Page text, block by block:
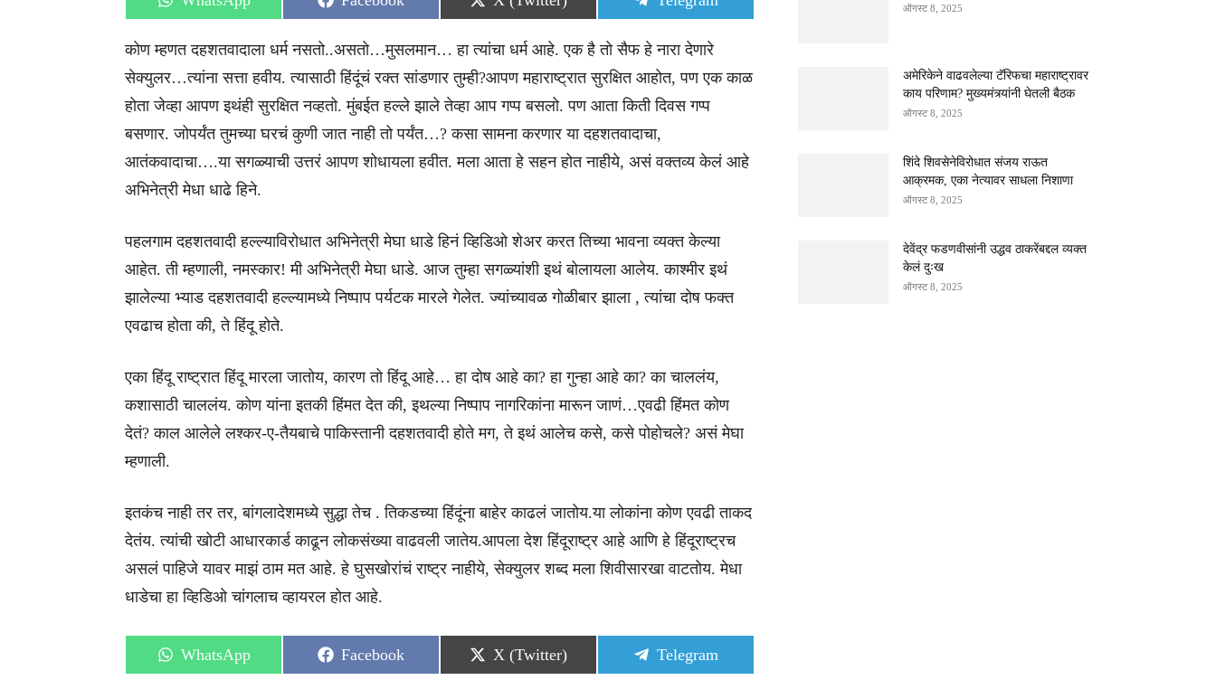
on
on
on
on
कोण म्हणत दहशतवादाला धर्म नसतो..असतो…मुसलमान… हा त्यांचा धर्म आहे. एक है तो सैफ हे नारा देणारे
सेक्युलर…त्यांना सत्ता हवीय. त्यासाठी हिंदूंचं रक्त सांडणार तुम्ही?आपण महाराष्ट्रात सुरक्षित आहोत, पण एक काळ
होता जेव्हा आपण इथंही सुरक्षित नव्हतो. मुंबईत हल्ले झाले तेव्हा आप गप्प बसलो. पण आता किती दिवस गप्प
बसणार. जोपर्यंत तुमच्या घरचं कुणी जात नाही तो पर्यंत…? कसा सामना करणार या दहशतवादाचा,
आतंकवादाचा….या सगळ्याची उत्तरं आपण शोधायला हवीत. मला आता हे सहन होत नाहीये, असं वक्तव्य केलं आहे
अभिनेत्री मेधा धाढे हिने.
पहलगाम दहशतवादी हल्ल्याविरोधात अभिनेत्री मेघा धाडे हिनं व्हिडिओ शेअर करत तिच्या भावना व्यक्त केल्या
आहेत. ती म्हणाली, नमस्कार! मी अभिनेत्री मेघा धाडे. आज तुम्हा सगळ्यांशी इथं बोलायला आलेय. काश्मीर इथं
झालेल्या भ्याड दहशतवादी हल्ल्यामध्ये निष्पाप पर्यटक मारले गेलेत. ज्यांच्यावळ गोळीबार झाला , त्यांचा दोष फक्त
एवढाच होता की, ते हिंदू होते.
एका हिंदू राष्ट्रात हिंदू मारला जातोय, कारण तो हिंदू आहे… हा दोष आहे का? हा गुन्हा आहे का? का चाललंय,
कशासाठी चाललंय. कोण यांना इतकी हिंमत देत की, इथल्या निष्पाप नागरिकांना मारून जाणं…एवढी हिंमत कोण
देतं? काल आलेले लश्कर-ए-तैयबाचे पाकिस्तानी दहशतवादी होते मग, ते इथं आलेच कसे, कसे पोहोचले? असं मेघा
म्हणाली.
इतकंच नाही तर तर, बांगलादेशमध्ये सुद्धा तेच . तिकडच्या हिंदूंना बाहेर काढलं जातोय.या लोकांना कोण एवढी ताकद
देतंय. त्यांची खोटी आधारकार्ड काढून लोकसंख्या वाढवली जातेय.आपला देश हिंदूराष्ट्र आहे आणि हे हिंदूराष्ट्रच
असलं पाहिजे यावर माझं ठाम मत आहे. हे घुसखोरांचं राष्ट्र नाहीये, सेक्युलर शब्द मला शिवीसारखा वाटतोय. मेधा
धाडेचा हा व्हिडिओ चांगलाच व्हायरल होत आहे.
Share
on
WhatsApp
Share
on
Facebook
Share
on
X (Twitter)
Share
on
Telegram
ऑगस्ट 8, 2025
अमेरिकेने वाढवलेल्या टॅरिफचा महाराष्ट्रावर
काय परिणाम? मुख्यमंत्र्यांनी घेतली बैठक
ऑगस्ट 8, 2025
शिंदे शिवसेनेविरोधात संजय राऊत
आक्रमक, एका नेत्यावर साधला निशाणा
ऑगस्ट 8, 2025
देवेंद्र फडणवीसांनी उद्धव ठाकरेंबद्दल व्यक्त
केलं दुःख
ऑगस्ट 8, 2025